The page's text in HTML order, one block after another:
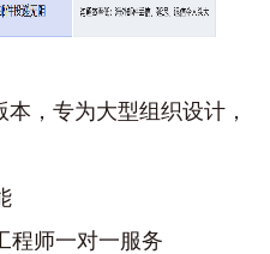
本‌，专为大型组织设计，
程师‌一对一服务